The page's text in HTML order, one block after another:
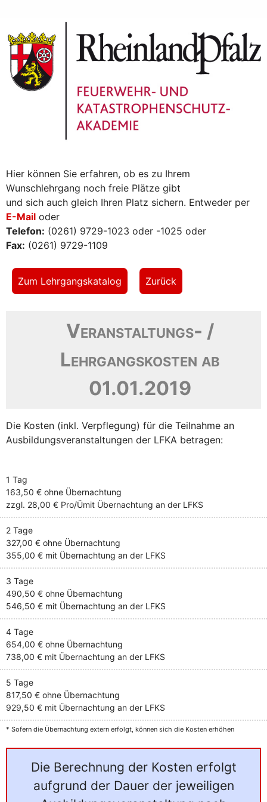
Hier können Sie erfahren, ob es zu Ihrem
Wunschlehrgang noch freie Plätze gibt
und sich auch gleich Ihren Platz sichern. Entweder per
E-Mail oder
Telefon: (0261) 9729-1023 oder -1025 oder
Fax: (0261) 9729-1109
Zum Lehrgangskatalog Zurück
Veranstaltungs- /
Lehrgangskosten ab
01.01.2019
Die Kosten (inkl. Verpflegung) für die Teilnahme an
Ausbildungsveranstaltungen der LFKA betragen:
1 Tag
163,50 € ohne Übernachtung
zzgl. 28,00 € Pro/Ümit Übernachtung an der LFKS
2 Tage
327,00 € ohne Übernachtung
355,00 € mit Übernachtung an der LFKS
3 Tage
490,50 € ohne Übernachtung
546,50 € mit Übernachtung an der LFKS
4 Tage
654,00 € ohne Übernachtung
738,00 € mit Übernachtung an der LFKS
5 Tage
817,50 € ohne Übernachtung
929,50 € mit Übernachtung an der LFKS
* Sofern die Übernachtung extern erfolgt, können sich die Kosten erhöhen
Die Berechnung der Kosten erfolgt
aufgrund der Dauer der jeweiligen